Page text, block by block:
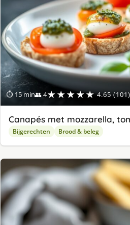
⏱ 15 min👥 4★★★★★ 4.65 (101)
Canapés met mozzarella,
Bijgerechten Brood & beleg